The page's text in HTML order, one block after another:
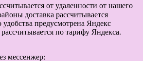
от удаленности от нашего
доставка рассчитывается
предусмотрена Яндекс
по тарифу Яндекса.
мессенжер: